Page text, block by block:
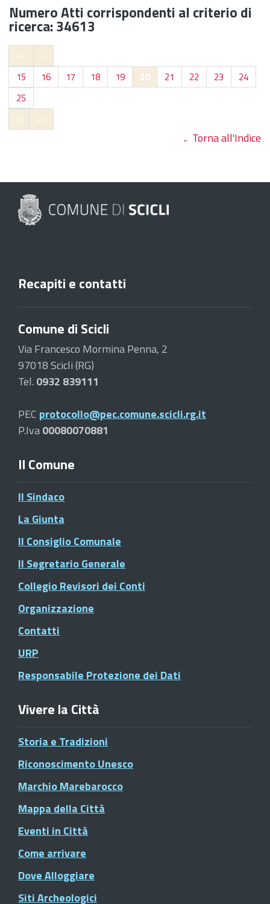
Numero Atti corrispondenti al criterio di
ricerca: 34613
<<
<
15
16 17 18 19 20 21 22 23
24
25
>
>>
Torna all'Indice
Recapiti e contatti
Comune di Scicli
Via Francesco Mormina Penna, 2
97018 Scicli (RG)
Tel. 0932 839111
PEC protocollo@pec.comune.scicli.rg.it
P.Iva00080070881
Il Comune
Il Sindaco
La Giunta
Il Consiglio Comunale
Il Segretario Generale
Collegio Revisori dei Conti
Organizzazione
Contatti
URP
Responsabile Protezione dei Dati
Vivere la Città
Storia e Tradizioni
Riconoscimento Unesco
Marchio Marebarocco
Mappa della Città
Eventi in Città
Come arrivare
Dove Alloggiare
Siti Archeologici